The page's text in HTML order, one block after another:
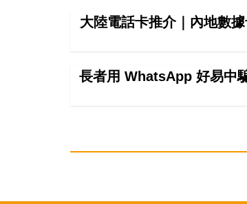
大陸電話卡推介｜內地數
長者用 WhatsApp 好易中